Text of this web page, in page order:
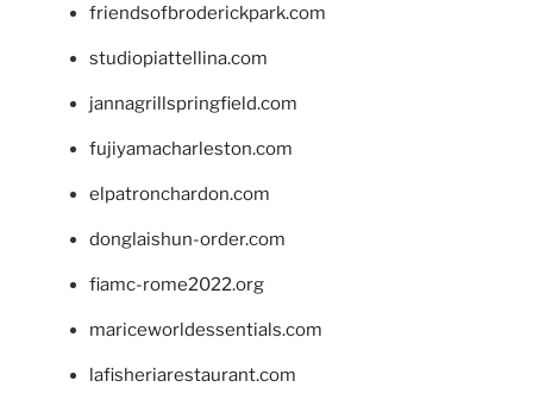
friendsofbroderickpark.com
studiopiattellina.com
jannagrillspringfield.com
fujiyamacharleston.com
elpatronchardon.com
donglaishun-order.com
fiamc-rome2022.org
mariceworldessentials.com
lafisheriarestaurant.com